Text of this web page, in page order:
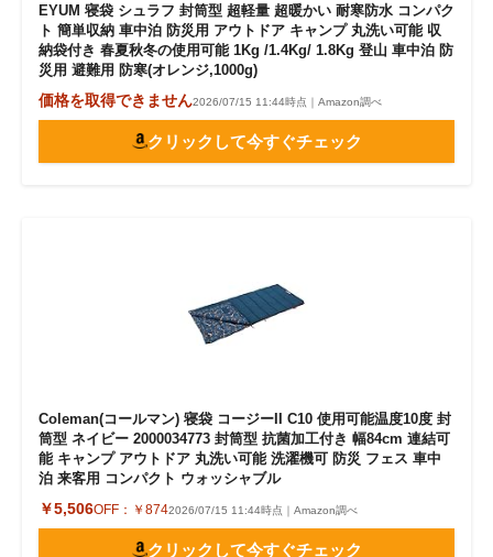
EYUM 寝袋 シュラフ 封筒型 超軽量 超暖かい 耐寒防水 コンパク
ト 簡単収納 車中泊 防災用 アウトドア キャンプ 丸洗い可能 収
納袋付き 春夏秋冬の使用可能 1Kg /1.4Kg/ 1.8Kg 登山 車中泊 防
災用 避難用 防寒(オレンジ,1000g)
価格を取得できません2026/07/15 11:44時点｜Amazon調べ
クリックして今すぐチェック
Coleman(コールマン) 寝袋 コージーII C10 使用可能温度10度 封
筒型 ネイビー 2000034773 封筒型 抗菌加工付き 幅84cm 連結可
能 キャンプ アウトドア 丸洗い可能 洗濯機可 防災 フェス 車中
泊 来客用 コンパクト ウォッシャブル
￥5,506OFF： ￥8742026/07/15 11:44時点｜Amazon調べ
クリックして今すぐチェック